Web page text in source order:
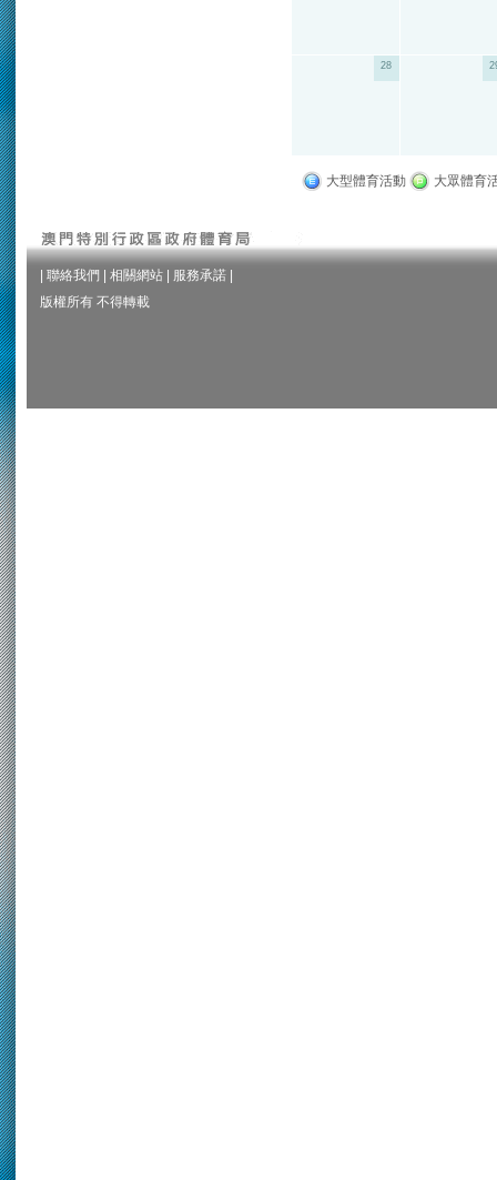
28
大型體育活動 大眾體育
聯絡我們 相關網站 服務承諾
版權所有 不得轉載